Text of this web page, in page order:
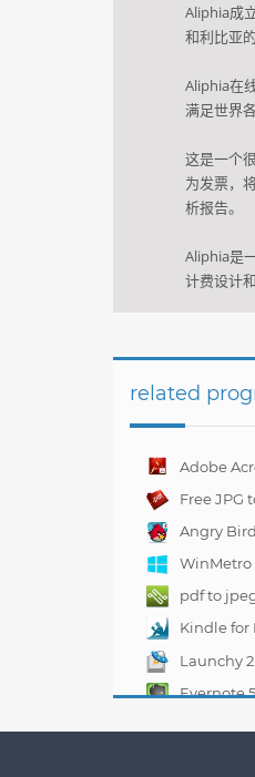
Aliphia成
和利比亚
Aliphia在
满足世界
这是一个
为发票，
析报告。
Aliphia是
计费设计
related
Adobe
Free JPG
Angry
WinMetro
pdf to
Kindle for
1.10.5.40382
Launchy
Evernote